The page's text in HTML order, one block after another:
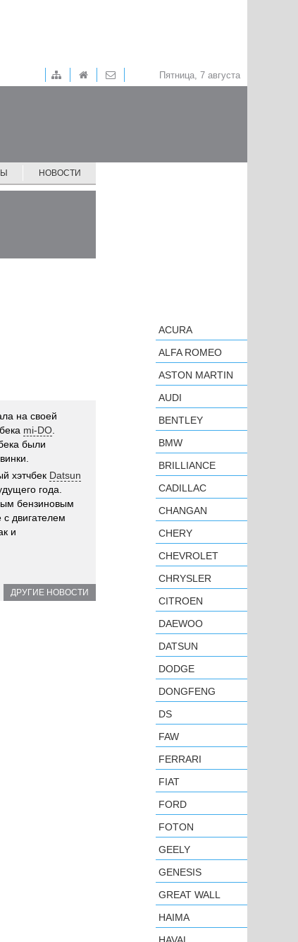
Пятница, 7 августа
НОВОСТИ
на своей
mi-DO
были
хэтчбек Datsun
года.
бензиновым
двигателем
и
ДРУГИЕ НОВОСТИ
ACURA
ALFA ROMEO
ASTON MARTIN
AUDI
BENTLEY
BMW
BRILLIANCE
CADILLAC
CHANGAN
CHERY
CHEVROLET
CHRYSLER
CITROEN
DAEWOO
DATSUN
DODGE
DONGFENG
DS
FAW
FERRARI
FIAT
FORD
FOTON
GEELY
GENESIS
GREAT WALL
HAIMA